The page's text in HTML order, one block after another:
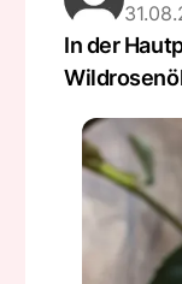
In der